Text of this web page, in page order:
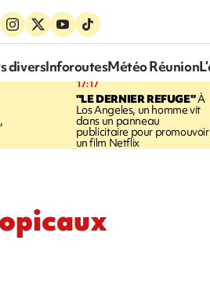
diversInforoutesMétéo Réunion
17:17
"LE DERNIER REFUGE"À
Los Angeles, un homme vit
dans un panneau
publicitaire pour promouvoir
un film Netflix